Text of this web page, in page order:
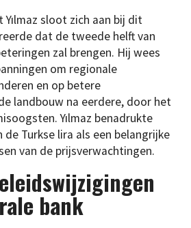
sloot zich aan bij dit
dat de tweede helft van
zal brengen. Hij wees
om regionale
en op betere
landbouw na eerdere, door het
Yılmaz benadrukte
Turkse lira als een belangrijke
van de prijsverwachtingen.
bank